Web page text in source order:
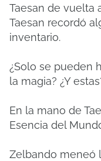
Taesan de vuelta
Taesan recordó
inventario.
¿Solo se pueden
la magia? ¿Y
En la mano de
Esencia del
Zelbando meneó